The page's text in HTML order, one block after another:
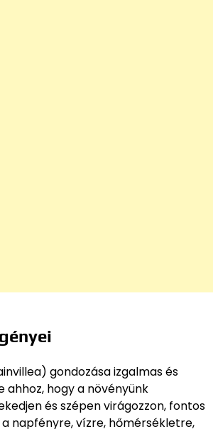
gondozása izgalmas és
hogy a növényünk
és szépen virágozzon, fontos
napfényre, vízre, hőmérsékletre,